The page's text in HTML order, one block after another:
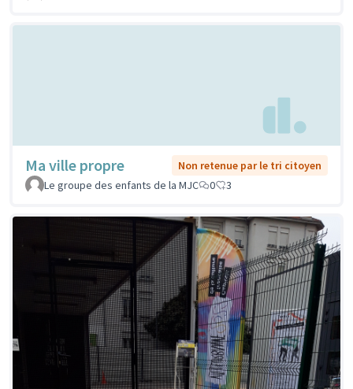
Ma ville propre
Non retenue par le tri citoyen
Le groupe des enfants de la MJC
0 3